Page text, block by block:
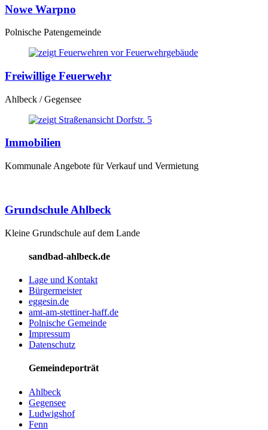
Nowe Warpno
Polnische Patengemeinde
Freiwillige Feuerwehr
Ahlbeck / Gegensee
Immobilien
Kommunale Angebote für Verkauf und Vermietung
Grundschule Ahlbeck
Kleine Grundschule auf dem Lande
sandbad-ahlbeck.de
Lage und Kontakt
Bürgermeister
eggesin.de
amt-am-stettiner-haff.de
Polnische Gemeinde
Impressum
Datenschutz
Gemeindeporträt
Ahlbeck
Gegensee
Ludwigshof
Fenn